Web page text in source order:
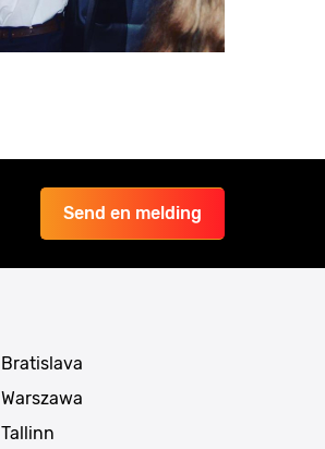
Send en melding
Bratislava
Warszawa
Tallinn